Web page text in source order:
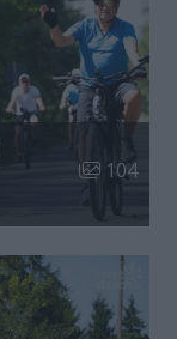
Liczba
104